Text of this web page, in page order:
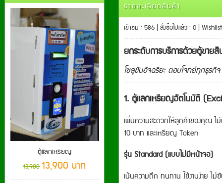
ตู้แลกเหรียญ
13,900 13,900 บาท
รายละเอียดสินค้า
เข้าชม : 586 | สั่งซื้อไปแล้ว : 0 |
ยกระดับการบริการด้วยตู้ขาย
โซลูชันอัจฉริยะ ตอบโจทย์ทุกธุรกิ
1. ตู้แลกเหรียญอัตโนมัติ
เพิ่มความสะดวกให้ลูกค้าของคุณ ไ
10 บาท และเหรียญ Token
รุ่น Standard (แบบไม่มีหน้าจอ)
เน้นความถึก ทนทาน ใช้งานง่าย ไม่